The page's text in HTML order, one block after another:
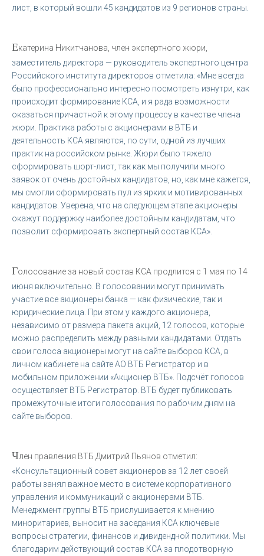
лист, в который вошли 45 кандидатов из 9 регионов страны.
Екатерина Никитчанова, член экспертного жюри,
заместитель директора — руководитель экспертного центра
Российского института директоров отметила: «Мне всегда
было профессионально интересно посмотреть изнутри, как
происходит формирование КСА, и я рада возможности
оказаться причастной к этому процессу в качестве члена
жюри. Практика работы с акционерами в ВТБ и
деятельность КСА являются, по сути, одной из лучших
практик на российском рынке. Жюри было тяжело
сформировать шорт-лист, так как мы получили много
заявок от очень достойных кандидатов, но, как мне кажется,
мы смогли сформировать пул из ярких и мотивированных
кандидатов. Уверена, что на следующем этапе акционеры
окажут поддержку наиболее достойным кандидатам, что
позволит сформировать экспертный состав КСА».
Голосование за новый состав КСА продлится с 1 мая по 14
июня включительно. В голосовании могут принимать
участие все акционеры банка — как физические, так и
юридические лица. При этом у каждого акционера,
независимо от размера пакета акций, 12 голосов, которые
можно распределить между разными кандидатами. Отдать
свои голоса акционеры могут на сайте выборов КСА, в
личном кабинете на сайте АО ВТБ Регистратор и в
мобильном приложении «Акционер ВТБ». Подсчёт голосов
осуществляет ВТБ Регистратор. ВТБ будет публиковать
промежуточные итоги голосования по рабочим дням на
сайте выборов.
Член правления ВТБ Дмитрий Пьянов отметил:
«Консультационный совет акционеров за 12 лет своей
работы занял важное место в системе корпоративного
управления и коммуникаций с акционерами ВТБ.
Менеджмент группы ВТБ прислушивается к мнению
миноритариев, выносит на заседания КСА ключевые
вопросы стратегии, финансов и дивидендной политики. Мы
благодарим действующий состав КСА за плодотворную